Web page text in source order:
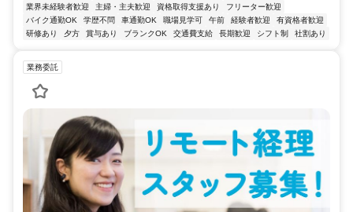
業界未経験者歓迎 主婦・主夫歓迎 資格取得支援あり
フリーター歓迎
バイク通勤OK
学歴不問 車通勤OK 職場見学可 午前 経験者歓迎
有資格者歓迎
研修あり
夕方 賞与あり ブランクOK 交通費支給 長期歓迎 シフト制 社割あり
業務委託